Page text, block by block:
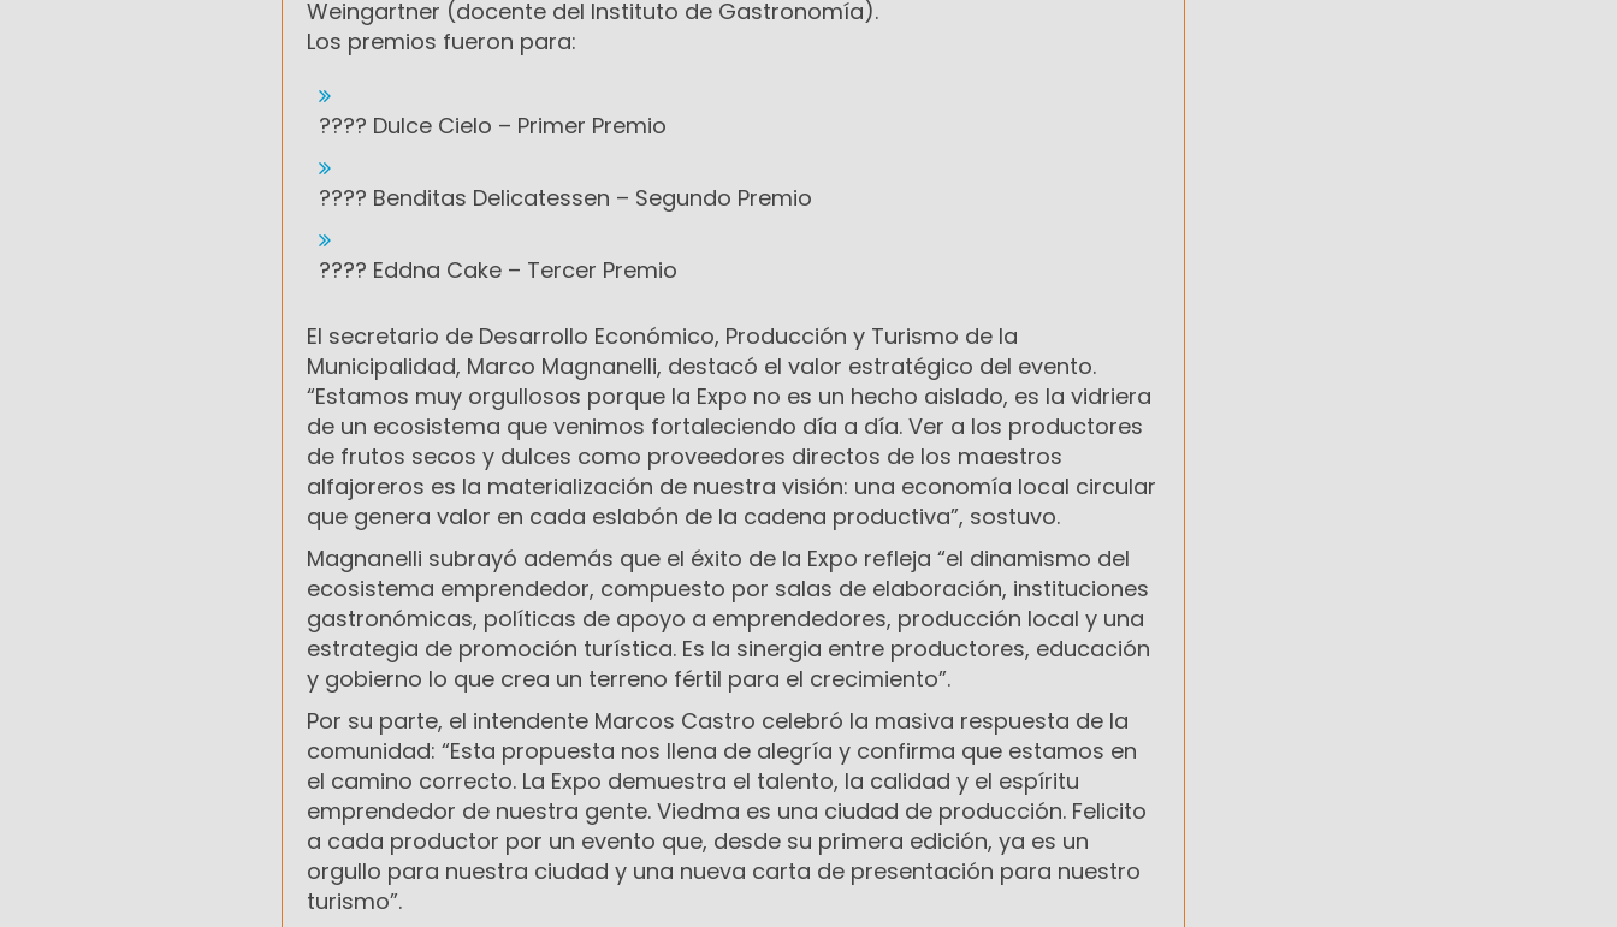
Weingartner (docente del Instituto de Gastronomía).
Los premios fueron para:
???? Dulce Cielo – Primer Premio
???? Benditas Delicatessen – Segundo Premio
???? Eddna Cake – Tercer Premio
El secretario de Desarrollo Económico, Producción y Turismo de la
Municipalidad, Marco Magnanelli, destacó el valor estratégico del evento.
“Estamos muy orgullosos porque la Expo no es un hecho aislado, es la vidriera
de un ecosistema que venimos fortaleciendo día a día. Ver a los productores
de frutos secos y dulces como proveedores directos de los maestros
alfajoreros es la materialización de nuestra visión: una economía local circular
que genera valor en cada eslabón de la cadena productiva”, sostuvo.
Magnanelli subrayó además que el éxito de la Expo refleja “el dinamismo del
ecosistema emprendedor, compuesto por salas de elaboración, instituciones
gastronómicas, políticas de apoyo a emprendedores, producción local y una
estrategia de promoción turística. Es la sinergia entre productores, educación
y gobierno lo que crea un terreno fértil para el crecimiento”.
Por su parte, el intendente Marcos Castro celebró la masiva respuesta de la
comunidad: “Esta propuesta nos llena de alegría y confirma que estamos en
el camino correcto. La Expo demuestra el talento, la calidad y el espíritu
emprendedor de nuestra gente. Viedma es una ciudad de producción. Felicito
a cada productor por un evento que, desde su primera edición, ya es un
orgullo para nuestra ciudad y una nueva carta de presentación para nuestro
turismo”.